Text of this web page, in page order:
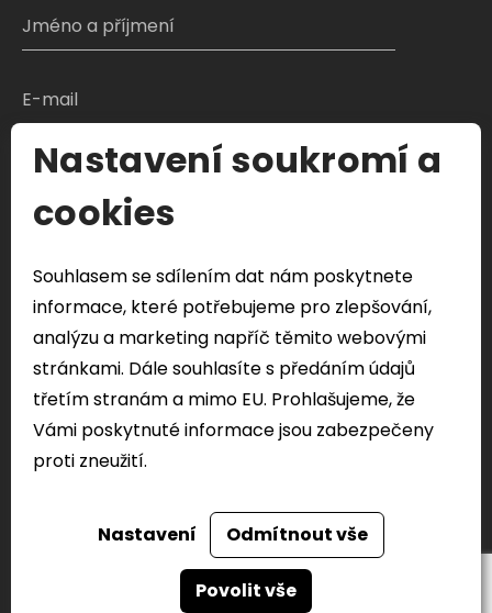
S čím Vám můžeme pomoci?
Odeslat formulář
Veškeré Vaše osobní údaje odeslány přes tento
formulář budou použity pouze k řešení vašeho
dotazu.
TWITTER Realizace webu
Nastavení soukromí a
cookies
Souhlasem se sdílením dat nám poskytnete
informace, které potřebujeme pro zlepšování,
analýzu a marketing napříč těmito webovými
stránkami. Dále souhlasíte s předáním údajů
třetím stranám a mimo EU. Prohlašujeme, že
Vámi poskytnuté informace jsou zabezpečeny
proti zneužití.
Nastavení Odmítnout vše
Povolit vše